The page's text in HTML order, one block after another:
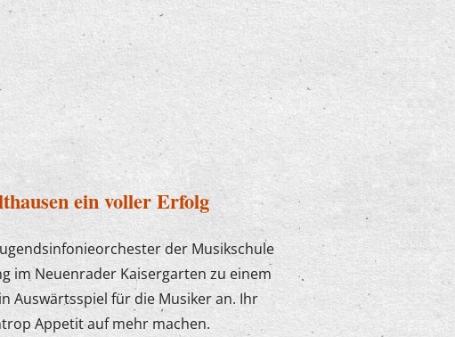
ein voller Erfolg
der Musikschule
im Neuenrader Kaisergarten zu einem
Auswärtsspiel für die Musiker an. Ihr
Appetit auf mehr machen.